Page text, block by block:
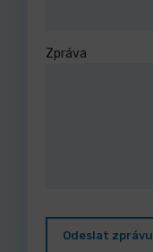
Zpráva
Odeslat zprávu